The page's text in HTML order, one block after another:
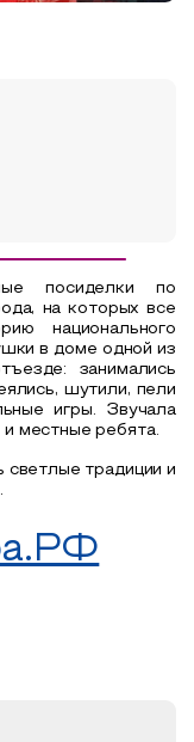
посиделки по
на которых все
национального
в доме одной из
занимались
шутили, пели
игры. Звучала
и местные ребята.
светлые традиции и